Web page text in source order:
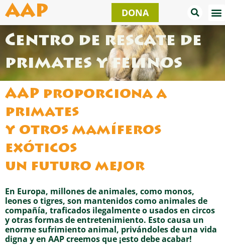
al
contenido
AAP DONA
Centro de rescate de
primates y felinos
AAP proporciona a
primates
y otros mamíferos
exóticos
un futuro mejor
En Europa, millones de animales, como monos,
leones o tigres, son mantenidos como animales de
compañía, traficados ilegalmente o usados en circos
y otras formas de entretenimiento. Esto causa un
enorme sufrimiento animal, privándoles de una vida
digna y en AAP creemos que ¡esto debe acabar!